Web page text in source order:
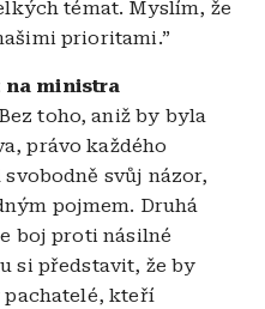
témat. Myslím, že
prioritami.”
ministra
toho, aniž by byla
právo každého
svůj názor,
pojmem. Druhá
boj proti násilné
si představit, že by
pachatelé, kteří